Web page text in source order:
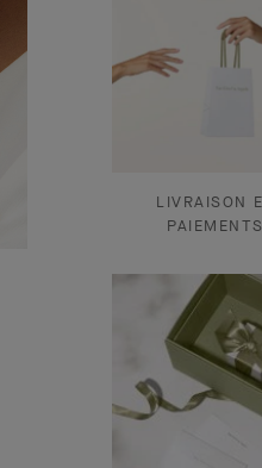
LIVRAISON
PAIEMENTS